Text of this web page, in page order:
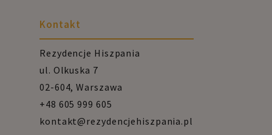
Kontakt
Rezydencje Hiszpania
ul. Olkuska 7
02-604, Warszawa
+48 605 999 605
kontakt@rezydencjehiszpania.pl